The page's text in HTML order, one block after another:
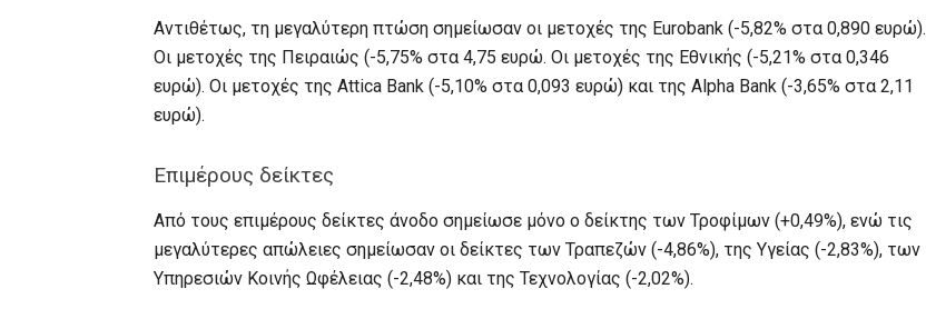
Αντιθέτως, τη μεγαλύτερη πτώση σημείωσαν οι μετοχές της Eurobank (-5,82% στα 0,890 ευρώ).
Οι μετοχές της Πειραιώς (-5,75% στα 4,75 ευρώ. Οι μετοχές της Εθνικής (-5,21% στα 0,346
ευρώ). Οι μετοχές της Attica Bank (-5,10% στα 0,093 ευρώ) και της Alpha Bank (-3,65% στα 2,11
ευρώ).
Επιμέρους δείκτες
Από τους επιμέρους δείκτες άνοδο σημείωσε μόνο ο δείκτης των Τροφίμων (+0,49%), ενώ τις
μεγαλύτερες απώλειες σημείωσαν οι δείκτες των Τραπεζών (-4,86%), της Υγείας (-2,83%), των
Υπηρεσιών Κοινής Ωφέλειας (-2,48%) και της Τεχνολογίας (-2,02%).